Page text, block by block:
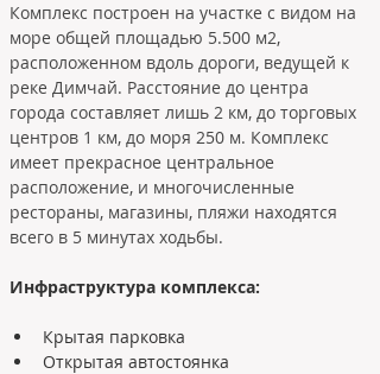
Комплекс построен на участке с видом на
море общей площадью 5.500 м2,
расположенном вдоль дороги, ведущей к
реке Димчай. Расстояние до центра
города составляет лишь 2 км, до торговых
центров 1 км, до моря 250 м. Комплекс
имеет прекрасное центральное
расположение, и многочисленные
рестораны, магазины, пляжи находятся
всего в 5 минутах ходьбы.
Инфраструктура комплекса:
Крытая парковка
Открытая автостоянка